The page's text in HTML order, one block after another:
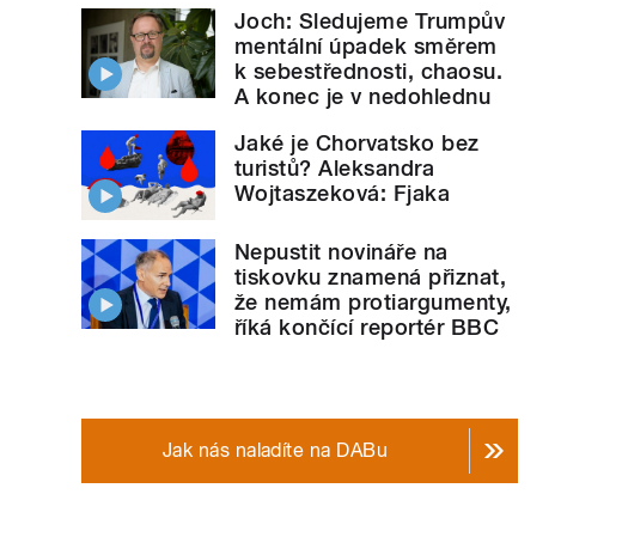
Joch: Sledujeme Trumpův
mentální úpadek směrem
k sebestřednosti, chaosu.
A konec je v nedohlednu
Jaké je Chorvatsko bez
turistů? Aleksandra
Wojtaszeková: Fjaka
Nepustit novináře na
tiskovku znamená přiznat,
že nemám protiargumenty,
říká končící reportér BBC
Jak nás naladíte na DABu